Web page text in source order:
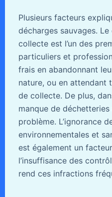
Plusieurs facteurs
décharges sauvages.
collecte est l’un des
particuliers et
frais en abandonnant
nature, ou en attendant
de collecte. De plus,
manque de
problème. L’ignorance
environnementales et
est également un
l’insuffisance des
rend ces infractions